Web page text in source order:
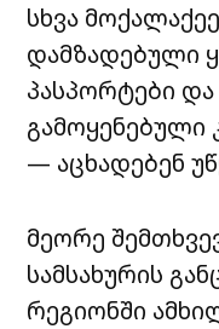
სხვა
დამზადებული
პასპორტები
გამოყენებული
— აცხადებენ
მეორე
სამსახურის
რეგიონში